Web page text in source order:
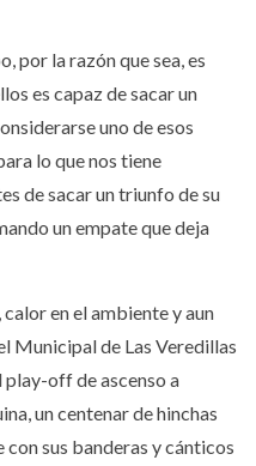
por la razón que sea, es
es capaz de sacar un
uno de esos
lo que nos tiene
de sacar un triunfo de su
un empate que deja
en el ambiente y aun
Municipal de Las Veredillas
play-off de ascenso a
un centenar de hinchas
sus banderas y cánticos